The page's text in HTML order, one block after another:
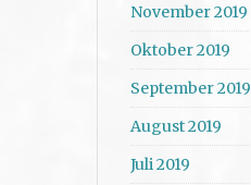
November 2019
Oktober 2019
September 2019
August 2019
Juli 2019